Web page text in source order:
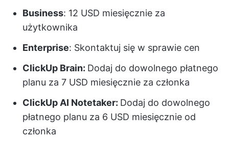
Business: 12 USD miesięcznie za
użytkownika
Enterprise: Skontaktuj się w sprawie cen
ClickUp Brain: Dodaj do dowolnego płatnego
planu za 7 USD miesięcznie za członka
ClickUp AI Notetaker: Dodaj do dowolnego
płatnego planu za 6 USD miesięcznie od
członka